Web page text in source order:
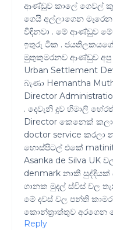
ආණ්ඩුව කාලේ ගෙවල්
ගෙයි අල්ලාගෙන
විඳිනවා . මේ ආණ්ඩුව
ඉතුරු ටික . ජයතිලකයගේ
මුතුකුමරනව ආණ්ඩුව අපු
Urban Settlement
බැණා Hemantha
Director
. දෙවැනි දුව හිමාලි
Director කෙනෙක්
doctor service කරලා
හොස්පිටල් එකේ
Asanka de Silva UK
denmark නාකි
ගානක මුදල් ස්විස් වල
මේ දවස් වල පන්ති
කොන්ත්‍රාත්තුව අරගෙන
Reply